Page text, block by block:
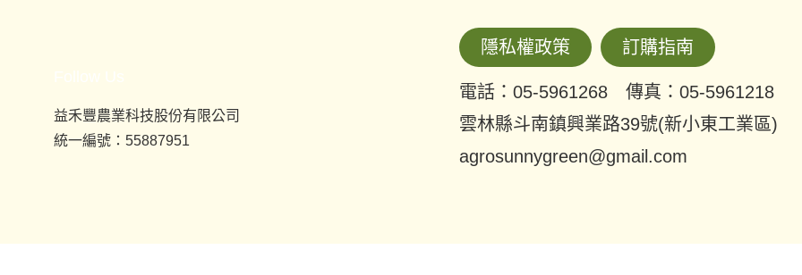
益禾豐農業科技股份有限公司
統一編號：55887951
隱私權政策 訂購指南
電話：05-5961268 傳真：05-5961218
雲林縣斗南鎮興業路39號(新小東工業區)
agrosunnygreen@gmail.com